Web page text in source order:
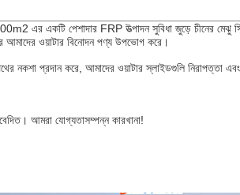
এর একটি পেশাদার FRP উত্পাদন সুবিধা জুড়ে চীনের মেঝু
আমাদের ওয়াটার বিনোদন পণ্য উপভোগ করে।
পথের নকশা প্রদান করে, আমাদের ওয়াটার স্লাইডগুলি
আমরা যোগ্যতাসম্পন্ন কারখানা!